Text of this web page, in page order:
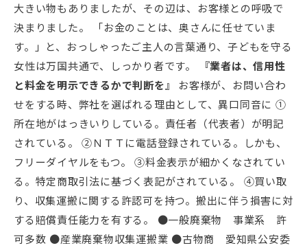
大きい物もありましたが、その辺は、お客様との呼吸で
決まりました。 「お金のことは、奥さんに任せていま
す。」と、おっしゃったご主人の言葉通り、子どもを守る
女性は万国共通で、しっかり者です。
『業者は、信用性
と料金を明示できるかで判断を』 お客様が、お問い合わ
せをする時、弊社を選ばれる理由として、異口同音に ①
所在地がはっきいりしている。責任者（代表者）が明記
されている。 ②ＮＴＴに電話登録されている。しかも、
フリーダイヤルをもつ。 ③料金表示が細かくなされてい
る。特定商取引法に基づく表記がされている。 ④買い取
り、収集運搬に関する許認可を持つ。搬出に伴う損害に対
する賠償責任能力を有する。 ●一般廃棄物 事業系 許
可多数 ●産業廃棄物収集運搬業 ●古物商 愛知県公安委